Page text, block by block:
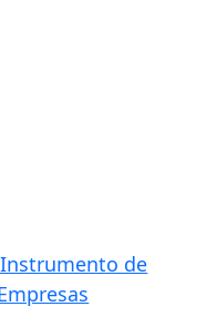
de